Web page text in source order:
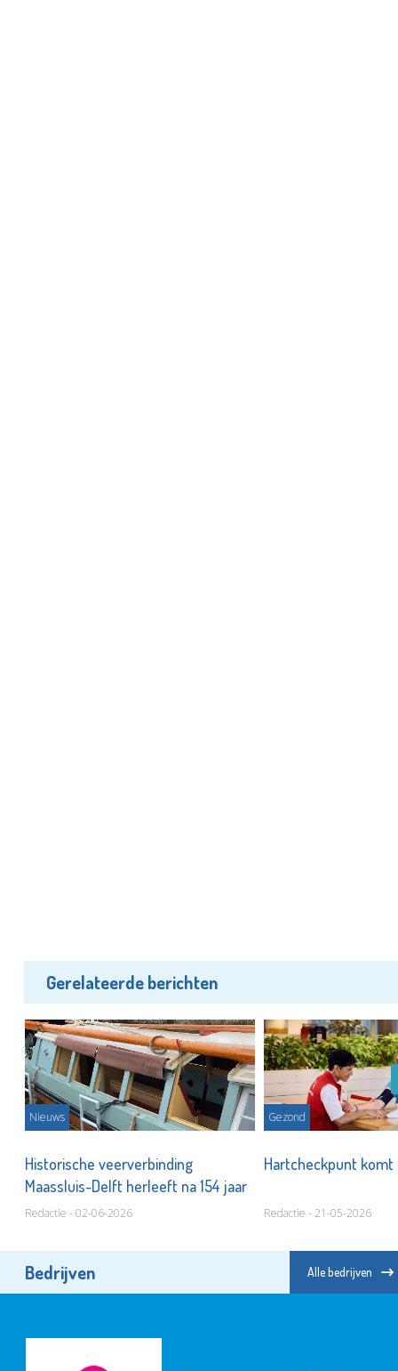
Gerelateerde berichten
Nieuws
Historische veerverbinding
Maassluis-Delft herleeft na 154 jaar
Redactie - 02-06-2026
Gezond
Hartcheckpunt komt
Redactie - 21-05-2026
Bedrijven Alle bedrijven